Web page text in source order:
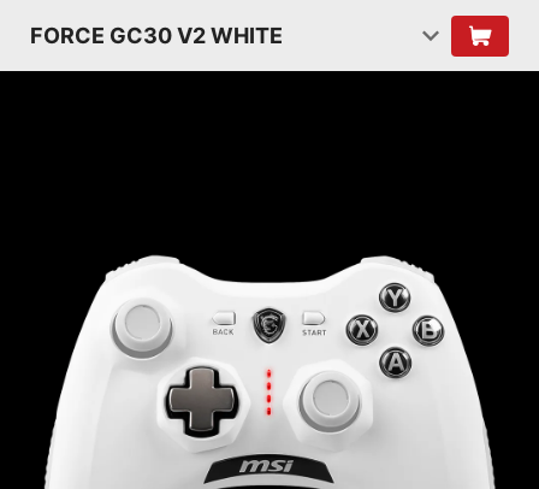
FORCE GC30 V2 WHITE